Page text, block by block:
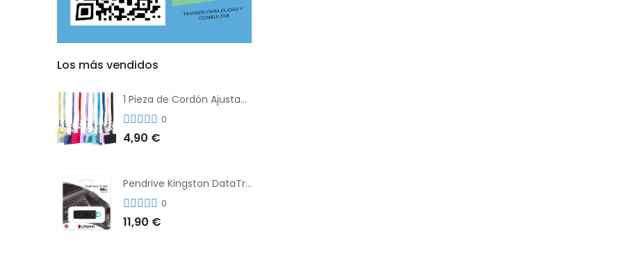
Los más vendidos
1 Pieza de Cordón Ajustable Universal Para el Teléfono Con Clip Antipérdida
0
4,90 €
Pendrive Kingston DataTraveler® Exodia™ 64GB 3.2'
0
11,90 €